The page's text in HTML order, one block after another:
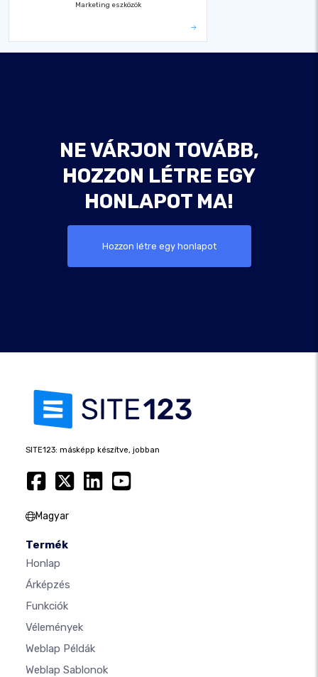
Marketing eszközök
NE VÁRJON TOVÁBB,
HOZZON LÉTRE EGY
HONLAPOT MA!
Hozzon létre egy honlapot
SITE123: másképp készítve, jobban
Magyar
Termék
Honlap
Árképzés
Funkciók
Vélemények
Weblap Példák
Weblap Sablonok